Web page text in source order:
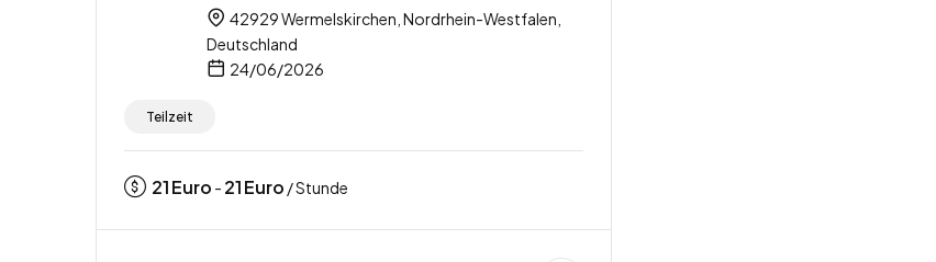
42929 Wermelskirchen, Nordrhein-Westfalen,
Deutschland
24/06/2026
Teilzeit
21Euro - 21Euro / Stunde